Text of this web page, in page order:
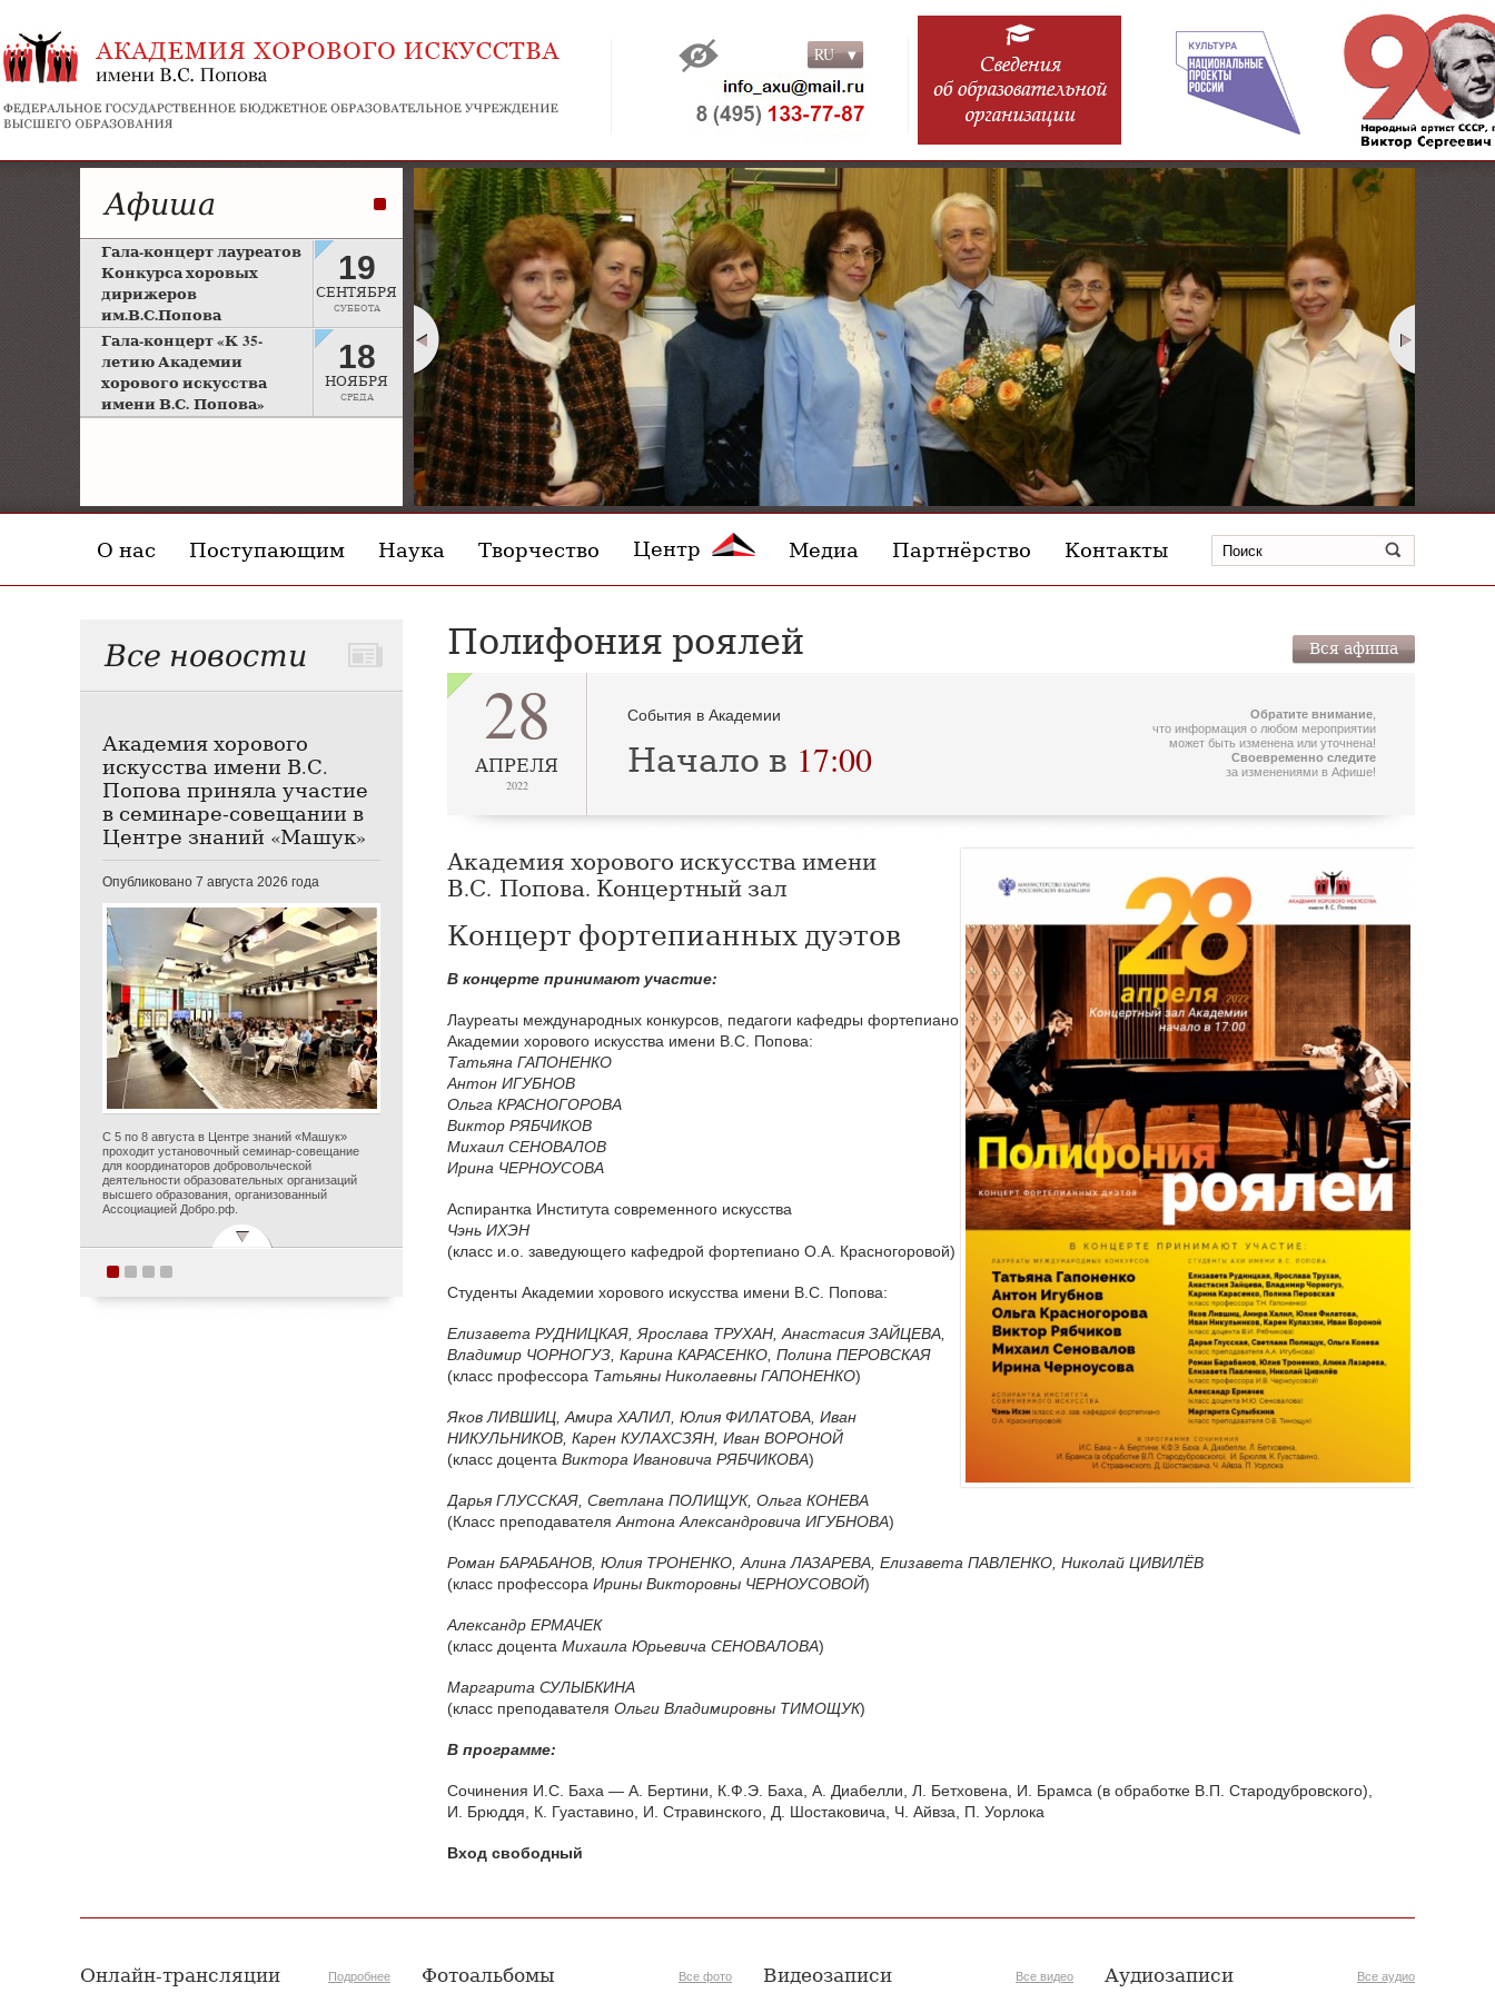
RU
RU
EN
Афиша
Гала-концерт лауреатов
Конкурса хоровых
дирижеров
им.В.С.Попова
Рахманиновский зал
Московской консерватории
19
СЕНТЯБРЯ
СУББОТА
Гала-концерт «К 35-
летию Академии
хорового искусства
имени В.С. Попова»
Большой зал Московской
18
НОЯБРЯ
СРЕДА
О нас Поступающим Наука Творчество Центр Медиа Партнёрство Контакты
Все новости
Академия хорового
искусства имени В.С.
Попова приняла участие
в семинаре-совещании в
Центре знаний «Машук»
Опубликовано 7 августа 2026 года
С 5 по 8 августа в Центре знаний «Машук»
проходит установочный семинар-совещание
для координаторов добровольческой
деятельности образовательных организаций
высшего образования, организованный
Ассоциацией Добро.рф.
Поздравляем с
приняли участие в
Даргомыжского
Полифония роялей Вся афиша
28
АПРЕЛЯ
2022
События в Академии
Начало в 17:00
Обратите внимание
что информация о любом мероприятии
может быть изменена или уточнена!
Своевременно следите
за изменениями в Афише!
Академия хорового искусства имени
В.С. Попова. Концертный зал
Концерт фортепианных дуэтов
В концерте принимают участие:
Лауреаты международных конкурсов, педагоги кафедры фортепиано
Академии хорового искусства имени В.С. Попова:
Татьяна ГАПОНЕНКО
Антон ИГУБНОВ
Ольга КРАСНОГОРОВА
Виктор РЯБЧИКОВ
Михаил СЕНОВАЛОВ
Ирина ЧЕРНОУСОВА
Аспирантка Института современного искусства
Чэнь ИХЭН
(класс и.о. заведующего кафедрой фортепиано О.А. Красногоровой)
Студенты Академии хорового искусства имени В.С. Попова:
Елизавета РУДНИЦКАЯ , Ярослава ТРУХАН , Анастасия ЗАЙЦЕВА
Владимир ЧОРНОГУЗ , Карина КАРАСЕНКО , Полина ПЕРОВСКАЯ
(класс профессора Татьяны Николаевны ГАПОНЕНКО)
Яков ЛИВШИЦ , Амира ХАЛИЛ , Юлия ФИЛАТОВА , Иван
НИКУЛЬНИКОВ , Карен КУЛАХСЗЯН , Иван ВОРОНОЙ
(класс доцента Виктора Ивановича РЯБЧИКОВА)
Дарья ГЛУССКАЯ , Светлана ПОЛИЩУК, Ольга КОНЕВА
(Класс преподавателя Антона Александровича ИГУБНОВА)
Роман БАРАБАНОВ , Юлия ТРОНЕНКО , Алина ЛАЗАРЕВА , Елизавета ПАВЛЕНКО , Николай ЦИВИЛЁВ
(класс профессора Ирины Викторовны ЧЕРНОУСОВОЙ)
Александр ЕРМАЧЕК
(класс доцента Михаила Юрьевича СЕНОВАЛОВА)
Маргарита СУЛЫБКИНА
(класс преподавателя Ольги Владимировны ТИМОЩУК)
В программе:
Сочинения И.С. Баха — А. Бертини, К.Ф.Э. Баха, А. Диабелли, Л. Бетховена, И. Брамса (в обработке В.П. Стародубровского),
И. Брюддя, К. Гуаставино, И. Стравинского, Д. Шостаковича, Ч. Айвза, П. Уорлока
Вход свободный
Онлайн-трансляции Подробнее Фотоальбомы Все фото Видеозаписи Все видео Аудиозаписи Все аудио